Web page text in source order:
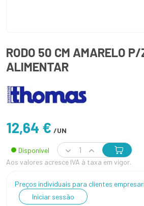
RODO 50 CM AMARELO
ALIMENTAR
12,64 € /UN
Disponível
Aos valores acresce IVA à taxa em vigor.
Preços individuais para clientes
Iniciar sessão